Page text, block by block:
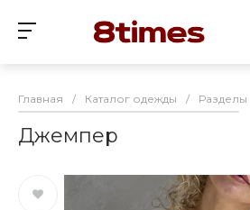
Главная / Каталог одежды / Разделы
Джемпер